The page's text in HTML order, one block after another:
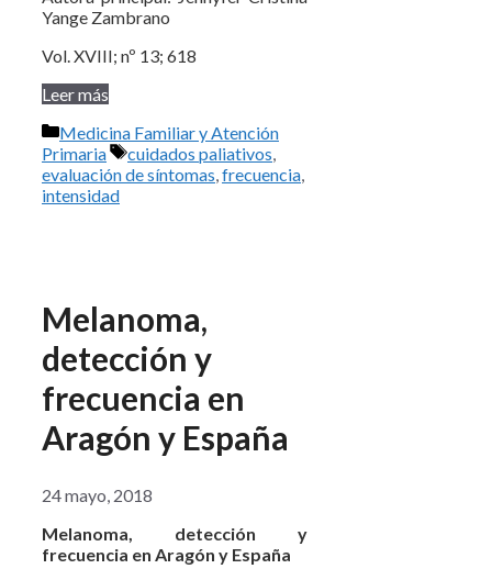
Yange Zambrano
Vol. XVIII; nº 13; 618
Leer más
Categorías
Medicina Familiar y Atención
Primaria
Etiquetas
cuidados paliativos,
evaluación de síntomas,frecuencia,
intensidad
Melanoma,
detección y
frecuencia en
Aragón y España
24 mayo, 2018
Melanoma, detección y
frecuencia en Aragón y España